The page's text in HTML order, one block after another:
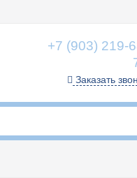
+7 (903) 219-
Заказать